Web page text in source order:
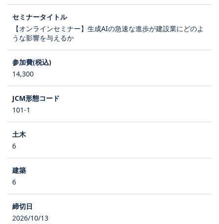
【オンラインセミナー】生成AIの急速な進歩が建設業にどのよ
うな影響を与えるか
14,300
101-1
6
6
2026/10/13